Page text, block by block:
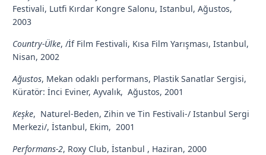
Festivali, Lutfi Kırdar Kongre Salonu, Istanbul, Ağustos,
2003
Country-Ülke, /İf Film Festivali, Kısa Film Yarışması, Istanbul,
Nisan, 2002
Ağustos, Mekan odaklı performans, Plastik Sanatlar Sergisi,
Küratör: İnci Eviner, Ayvalık, Ağustos, 2001
Keşke, Naturel-Beden, Zihin ve Tin Festivali-/ Istanbul Sergi
Merkezi/, İstanbul, Ekim, 2001
Performans-2, Roxy Club, İstanbul , Haziran, 2000